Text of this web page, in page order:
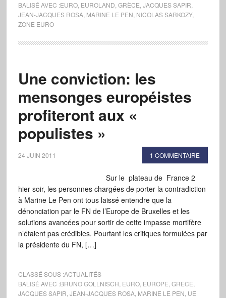
BALISÉ AVEC :EURO, EUROLAND GRÈCE JACQUES SAPIR
JEAN-JACQUES ROSA, MARINE LE PEN NICOLAS SARKOZY,
ZONE EURO
Une conviction: les
mensonges européistes
profiteront aux «
populistes »
24 JUIN 2011 1 COMMENTAIRE
Sur le plateau de France 2
hier soir, les personnes chargées de porter la contradiction
à Marine Le Pen ont tous laissé entendre que la
dénonciation par le FN de l’Europe de Bruxelles et les
solutions avancées pour sortir de cette impasse mortifère
n’étaient pas crédibles. Pourtant les critiques formulées par
la présidente du FN, […]
CLASSÉ SOUS :ACTUALITÉS
BALISÉ AVEC :BRUNO GOLLNISCH EURO, EUROPE GRÈCE
JACQUES SAPIR JEAN-JACQUES ROSA, MARINE LE PEN UE